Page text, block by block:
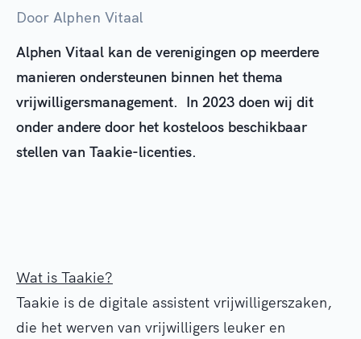
Door Alphen Vitaal
Alphen Vitaal kan de verenigingen op meerdere
manieren ondersteunen binnen het thema
vrijwilligersmanagement. In 2023 doen wij dit
onder andere door het kosteloos beschikbaar
stellen van Taakie-licenties.
Wat is Taakie?
Taakie is de digitale assistent vrijwilligerszaken,
die het werven van vrijwilligers leuker en